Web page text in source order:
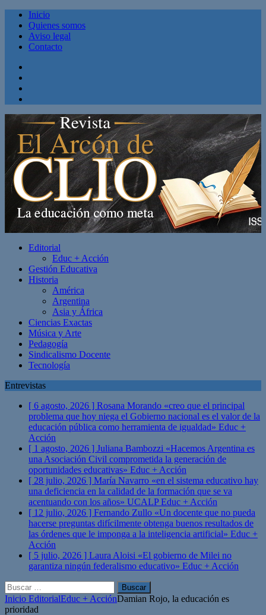
Inicio
Quienes somos
Aviso legal
Contacto
Editorial
Educ + Acción
Gestión Educativa
Historia
América
Argentina
Asia y África
Ciencias Exactas
Música y Arte
Pedagogía
Sindicalismo Docente
Tecnología
Entrevistas
[ 6 agosto, 2026 ] Rosana Morando «creo que el principal
problema que hoy niega el Gobierno nacional es el valor de la
educación pública como herramienta de igualdad» Educ +
Acción
[ 1 agosto, 2026 ] Juliana Bambozzi «Hacemos Argentina es
una Asociación Civil comprometida la generación de
oportunidades educativas» Educ + Acción
[ 28 julio, 2026 ] María Navarro «en el sistema educativo hay
una deficiencia en la calidad de la formación que se va
acentuando con los años» UCALPEduc + Acción
[ 12 julio, 2026 ] Fernando Zullo «Un docente que no pueda
hacerse preguntas difícilmente obtenga buenos resultados de
las órdenes que le imponga a la inteligencia artificial» Educ +
Acción
[ 5 julio, 2026 ] Laura Aloisi «El gobierno de Milei no
garantiza ningún federalismo educativo» Educ + Acción
Buscar:
Inicio EditorialEduc + AcciónDamian Rojo, la educación es
prioridad